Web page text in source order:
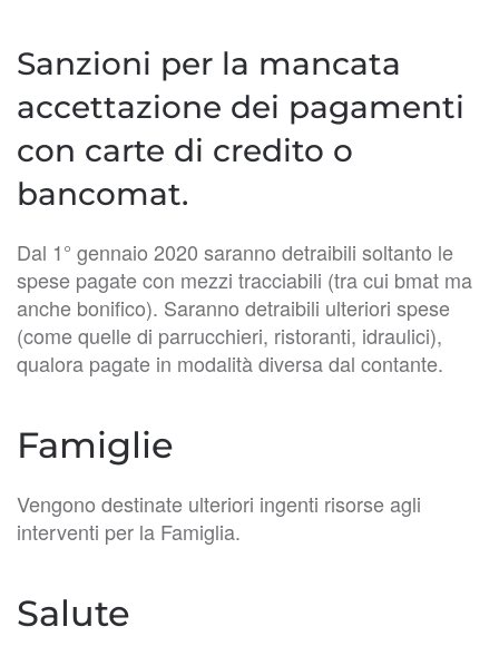
Sanzioni per la mancata
accettazione dei pagamenti
con carte di credito o
bancomat.
Dal 1° gennaio 2020 saranno detraibili soltanto le
spese pagate con mezzi tracciabili (tra cui bmat ma
anche bonifico). Saranno detraibili ulteriori spese
(come quelle di parrucchieri, ristoranti, idraulici),
qualora pagate in modalità diversa dal contante.
Famiglie
Vengono destinate ulteriori ingenti risorse agli
interventi per la Famiglia.
Salute